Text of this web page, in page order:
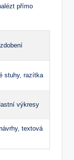
přímo
stuhy, razítka
výkresy
textová